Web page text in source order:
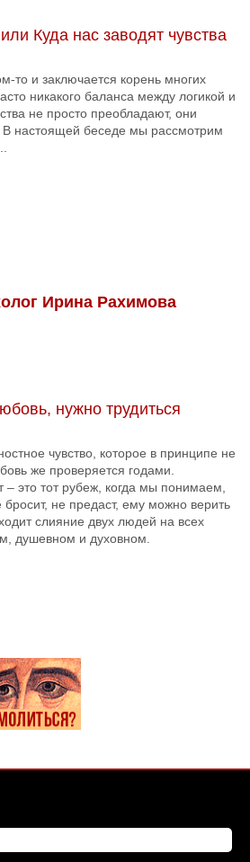
Куда нас заводят чувства
то и заключается корень многих
никакого баланса между логикой и
не просто преобладают, они
настоящей беседе мы рассмотрим
Ирина Рахимова
нужно трудиться
чувство, которое в принципе не
же проверяется годами.
– это тот рубеж, когда мы понимаем,
бросит, не предаст, ему можно верить
слияние двух людей на всех
душевном и духовном.